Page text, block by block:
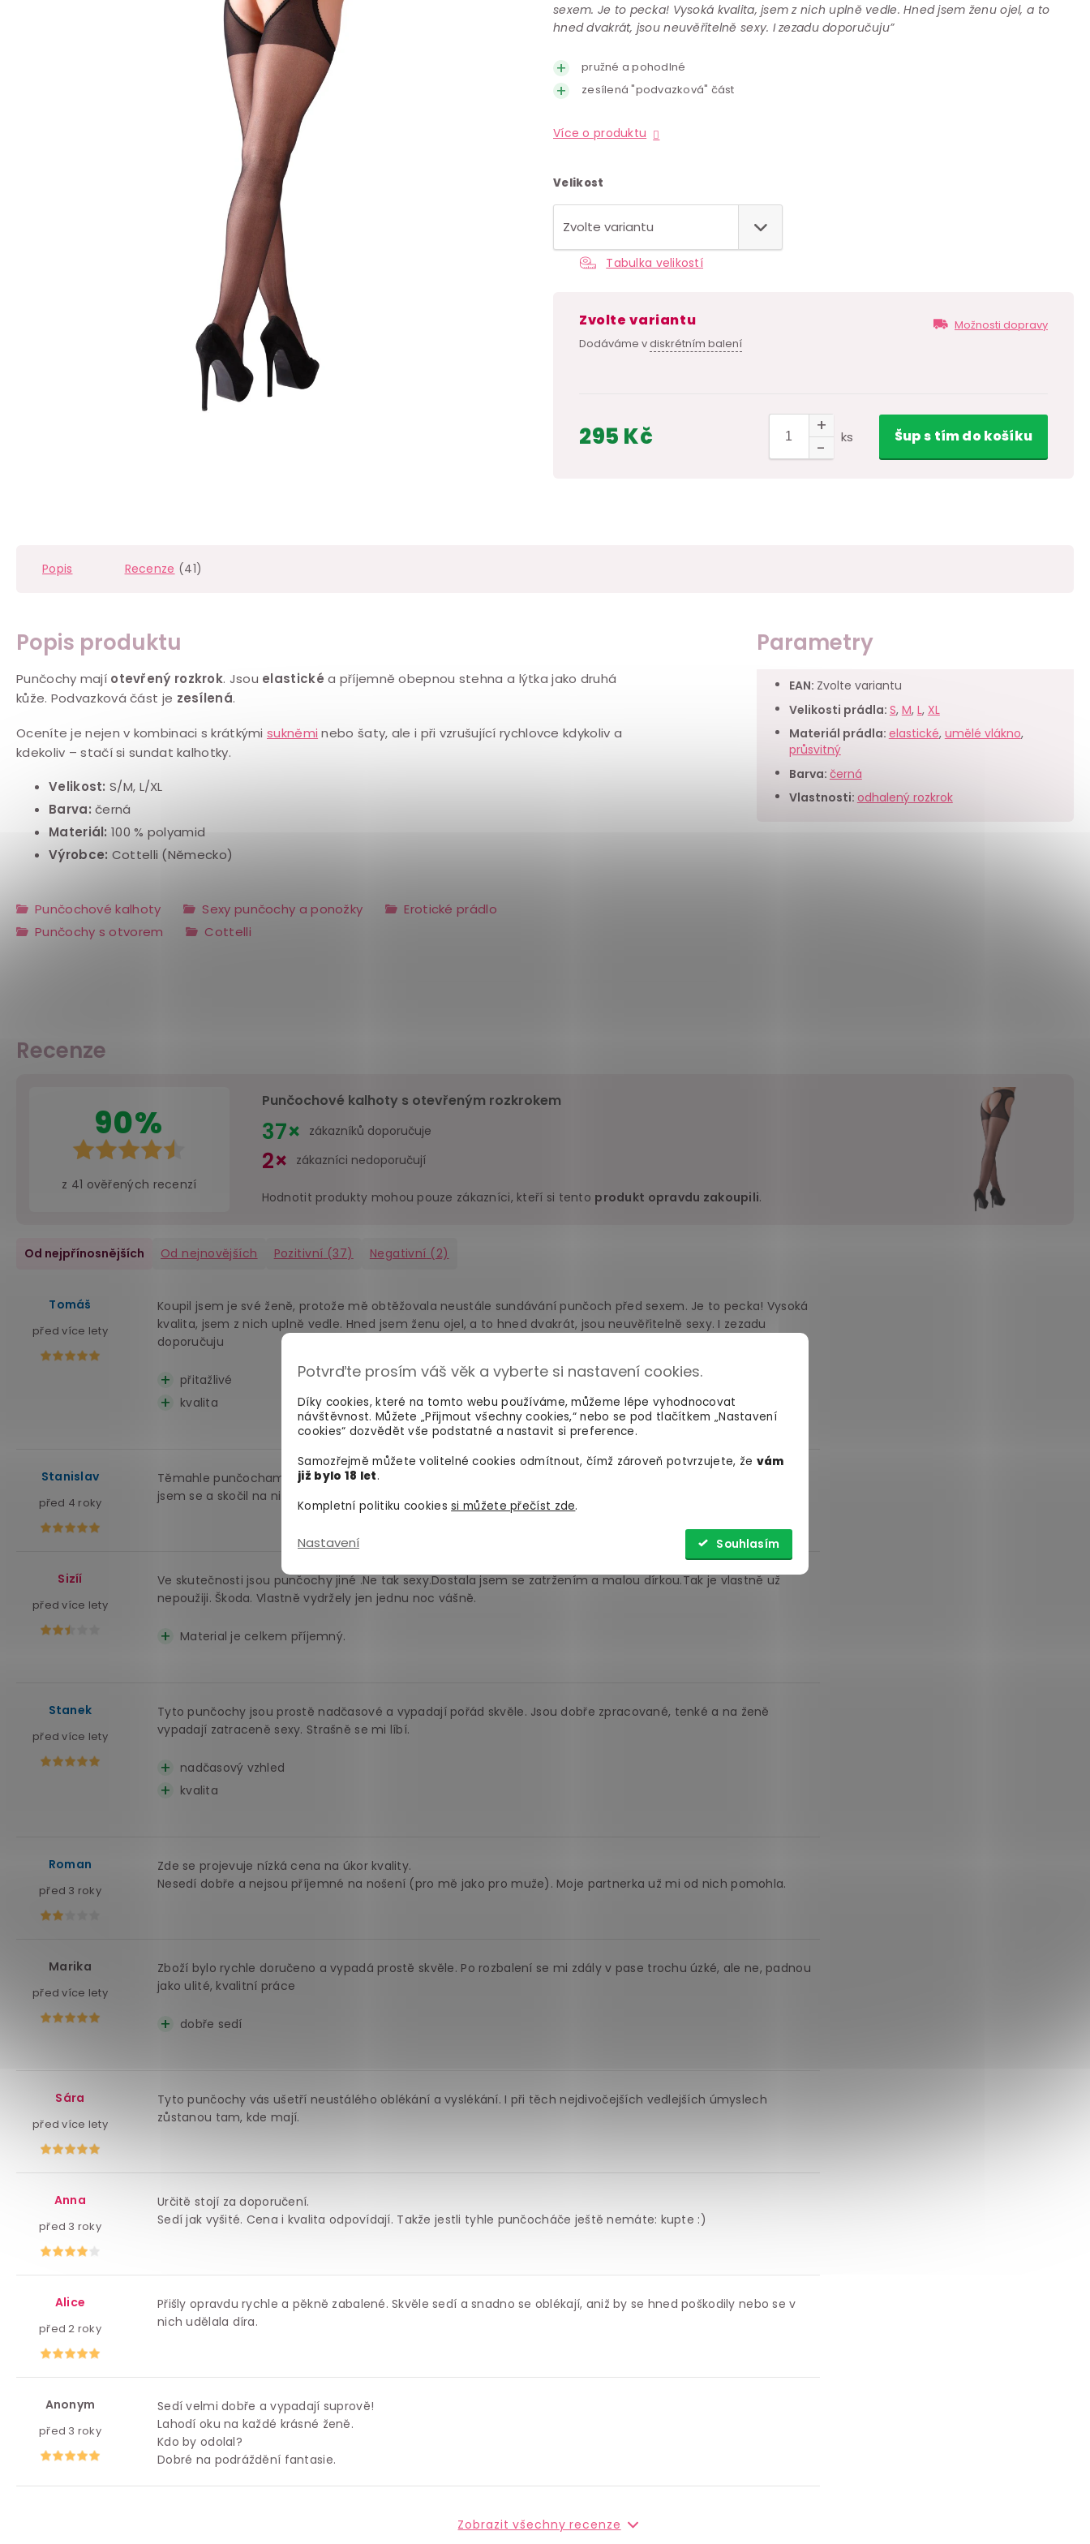
Potvrďte prosím váš věk a vyberte si nastavení cookies.
Díky cookies, které na tomto webu používáme, můžeme lépe vyhodnocovat
návštěvnost. Můžete „Přijmout všechny cookies,“ nebo se pod tlačítkem „Nastavení
cookies“ dozvědět vše podstatné a nastavit si preference.
Samozřejmě můžete volitelné cookies odmítnout, čímž zároveň potvrzujete, že vám
již bylo 18 let.
Kompletní politiku cookiessi můžete přečíst zde.
Nastavení Souhlasím
sexem. Je to pecka! Vysoká kvalita, jsem z nich uplně vedle. Hned jsem ženu ojel, a to
hned dvakrát, jsou neuvěřitelně sexy. I zezadu doporučuju”
pružné a pohodlné
zesílená "podvazková" část
Více o produktu
Velikost
Tabulka velikostí
Zvolte variantu
Dodáváme vdiskrétním balení
Možnosti dopravy
295 Kč ks Šups tímdo košíku
Popis Recenze (41)
Popis produktu
Punčochy mají otevřený rozkrok. Jsou elastické a příjemně obepnou stehna a lýtka jako druhá
kůže. Podvazková část je zesílená.
Oceníte je nejen v kombinaci s krátkými sukněmi nebo šaty, ale i při vzrušující rychlovce kdykoliv a
kdekoliv – stačí si sundat kalhotky.
Velikost: S/M, L/XL
Barva:černá
Materiál: 100 % polyamid
Výrobce: Cottelli (Německo)
Punčochové kalhoty Sexy punčochy a ponožky
Erotické prádlo
Punčochy s otvorem
Cottelli
Parametry
EAN: Zvolte variantu
Velikosti prádla: S, M, L, XL
Materiál prádla: elastické, umělé vlákno,
průsvitný
Barva: černá
Vlastnosti: odhalený rozkrok
Recenze
90%
z 41 ověřených recenzí
Punčochové kalhoty s otevřeným rozkrokem
37× zákazníků doporučuje
2× zákazníci nedoporučují
Hodnotit produkty mohou pouze zákazníci, kteří si tento produkt opravdu zakoupili.
Od nejpřínosnějších Od nejnovějších Pozitivní (37) Negativní (2)
Tomáš
před více lety
Koupil jsem je své ženě, protože mě obtěžovala neustále sundávání punčoch před sexem. Je to pecka! Vysoká
kvalita, jsem z nich uplně vedle. Hned jsem ženu ojel, a to hned dvakrát, jsou neuvěřitelně sexy. I zezadu
doporučuju
přitažlivé
kvalita
Stanislav
před 4 roky
Těmahle punčochama mě překvapila moje přítelkyně když si je oblékla a mě to totálně vzrušilo. Neovládnul
jsem se a skočil na ni a měli jsme vášnivý a intenzivní sex a punčochy ho bravurně ustály
Sizíí
před více lety
Ve skutečnosti jsou punčochy jiné .Ne tak sexy.Dostala jsem se zatržením a malou dírkou.Tak je vlastně už
nepoužiji. Škoda. Vlastně vydržely jen jednu noc vášně.
Material je celkem příjemný.
Stanek
před více lety
Tyto punčochy jsou prostě nadčasové a vypadají pořád skvěle. Jsou dobře zpracované, tenké a na ženě
vypadají zatraceně sexy. Strašně se mi líbí.
nadčasový vzhled
kvalita
Roman
před 3 roky
Zde se projevuje nízká cena na úkor kvality.
Nesedí dobře a nejsou příjemné na nošení (pro mě jako pro muže). Moje partnerka už mi od nich pomohla.
Marika
před více lety
Zboží bylo rychle doručeno a vypadá prostě skvěle. Po rozbalení se mi zdály v pase trochu úzké, ale ne, padnou
jako ulité, kvalitní práce
dobře sedí
Sára
před více lety
Tyto punčochy vás ušetří neustálého oblékání a vyslékání. I při těch nejdivočejších vedlejších úmyslech
zůstanou tam, kde mají.
Anna
před 3 roky
Určitě stojí za doporučení.
Sedí jak vyšité. Cena i kvalita odpovídají. Takže jestli tyhle punčocháče ještě nemáte: kupte :)
Alice
před 2 roky
Přišly opravdu rychle a pěkně zabalené. Skvěle sedí a snadno se oblékají, aniž by se hned poškodily nebo se v
nich udělala díra.
Anonym
před 3 roky
Sedí velmi dobře a vypadají suprově!
Lahodí oku na každé krásné ženě.
Kdo by odolal?
Dobré na podráždění fantasie.
Zobrazit všechny recenze